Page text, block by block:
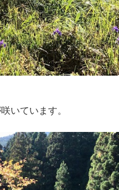
いています。